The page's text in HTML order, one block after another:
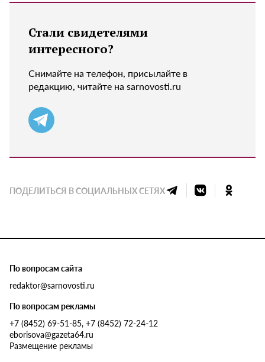
Стали свидетелями
интересного?
Снимайте на телефон, присылайте в
редакцию, читайте на sarnovosti.ru
ПОДЕЛИТЬСЯ В СОЦИАЛЬНЫХ СЕТЯХ
По вопросам сайта
redaktor@sarnovosti.ru
По вопросам рекламы
+7 (8452) 69-51-85, +7 (8452) 72-24-12
eborisova@gazeta64.ru
Размещение рекламы